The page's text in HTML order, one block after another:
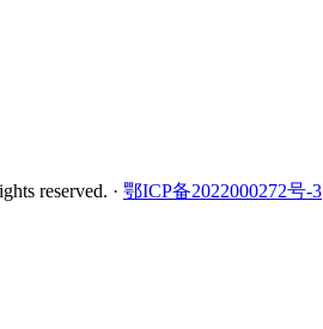
reserved. · 鄂ICP备2022000272号-3